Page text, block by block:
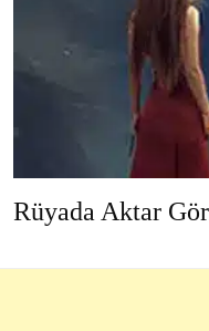
Rüyada Aktar